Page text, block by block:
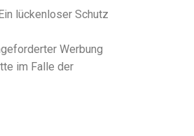
lückenloser Schutz
Werbung
im Falle der